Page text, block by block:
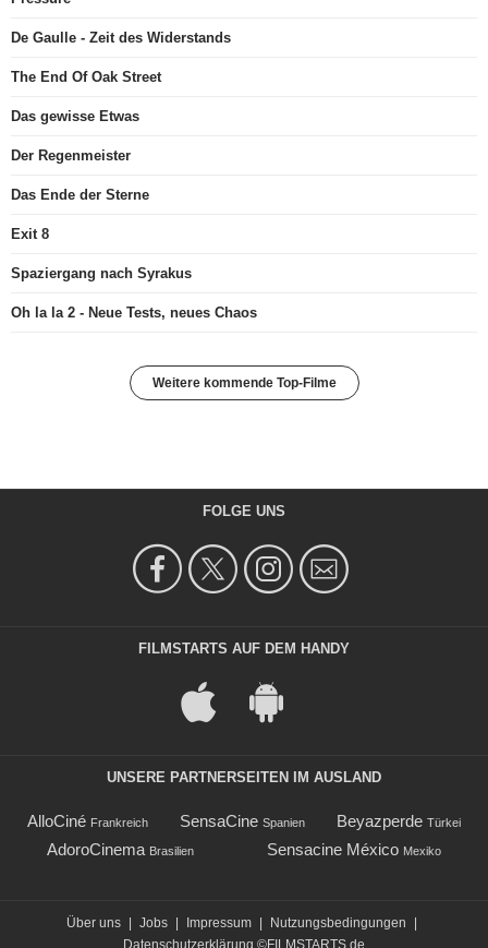
De Gaulle - Zeit des Widerstands
The End Of Oak Street
Das gewisse Etwas
Der Regenmeister
Das Ende der Sterne
Exit 8
Spaziergang nach Syrakus
Oh la la 2 - Neue Tests, neues Chaos
Weitere kommende Top-Filme
FOLGE UNS
FILMSTARTS AUF DEM HANDY
UNSERE PARTNERSEITEN IM AUSLAND
AlloCiné Frankreich SensaCine Spanien Beyazperde Türkei
AdoroCinema Brasilien Sensacine México Mexiko
Über uns Jobs Impressum Nutzungsbedingungen